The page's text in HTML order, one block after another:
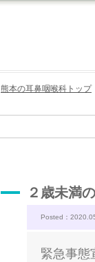
熊本の耳鼻咽喉科トップ
２歳未満
Posted：
緊急事態